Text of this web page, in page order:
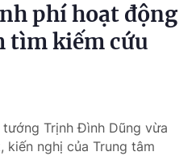
phí hoạt động
tìm kiếm cứu
Trịnh Đình Dũng vừa
kiến nghị của Trung tâm